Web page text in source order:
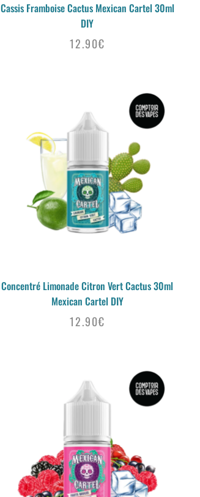
Cassis Framboise Cactus Mexican Cartel 30ml
DIY
12.90€
Concentré Limonade Citron Vert Cactus 30ml
Mexican Cartel DIY
12.90€